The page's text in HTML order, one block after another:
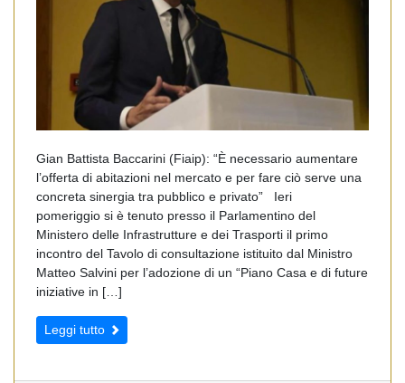
Gian Battista Baccarini (Fiaip): “È necessario aumentare
l’offerta di abitazioni nel mercato e per fare ciò serve una
concreta sinergia tra pubblico e privato” Ieri
pomeriggio si è tenuto presso il Parlamentino del
Ministero delle Infrastrutture e dei Trasporti il primo
incontro del Tavolo di consultazione istituito dal Ministro
Matteo Salvini per l’adozione di un “Piano Casa e di future
iniziative in […]
Leggi tutto